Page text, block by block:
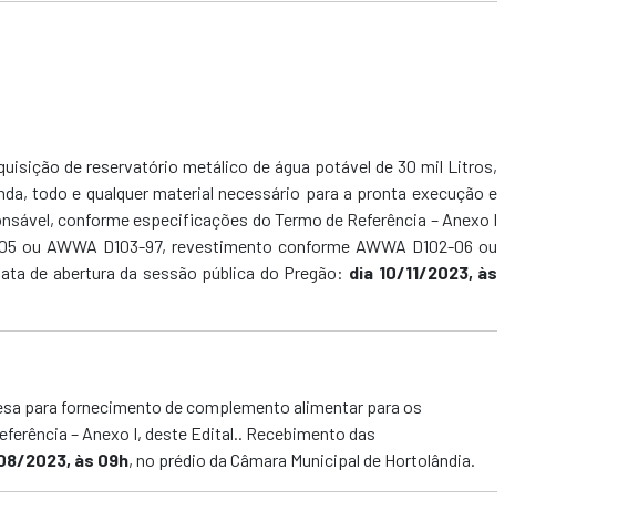
de reservatório metálico de água potável de 30 mil Litros,
todo e qualquer material necessário para a pronta execução e
conforme especificações do Termo de Referência – Anexo I
ou AWWA D103-97, revestimento conforme AWWA D102-06 ou
de abertura da sessão pública do Pregão: dia 10/11/2023, às
para fornecimento de complemento alimentar para os
– Anexo I, deste Edital.. Recebimento das
2023, às 09h, no prédio da Câmara Municipal de Hortolândia.